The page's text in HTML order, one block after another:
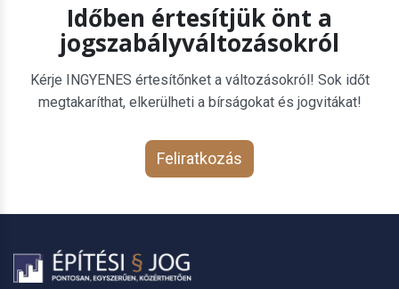
Időben értesítjük önt a
jogszabályváltozásokról
Kérje INGYENES értesítőnket a változásokról! Sok időt
megtakaríthat, elkerülheti a bírságokat és jogvitákat!
Feliratkozás